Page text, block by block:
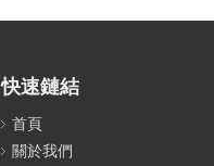
快速鏈結
首頁
關於我們